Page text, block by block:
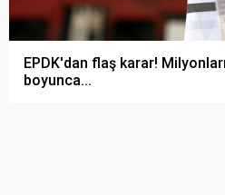
EPDK'dan flaş karar!
boyunca...